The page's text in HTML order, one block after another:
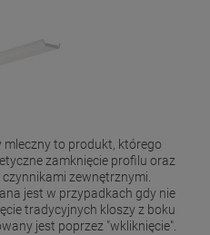
mleczny to produkt, którego
zamknięcie profilu oraz
zewnętrznymi.
jest w przypadkach gdy nie
tradycyjnych kloszy z boku
jest poprzez "wkliknięcie".